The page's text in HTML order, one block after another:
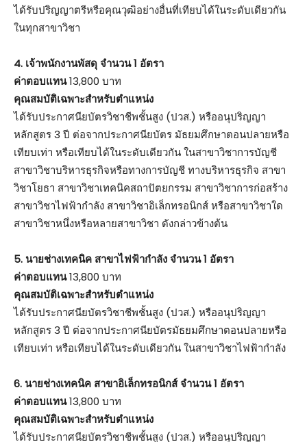
ได้รับปริญญาตรีหรือคุณวุฒิอย่างอื่นที่เทียบได้ในระดับเดียวกัน
ในทุกสาขาวิชา
4. เจ้าพนักงานพัสดุ จำนวน 1 อัตรา
ค่าตอบแทน13,800 บาท
คุณสมบัติเฉพาะสำหรับตำแหน่ง
ได้รับประกาศนียบัตรวิชาชีพชั้นสูง (ปวส.) หรืออนุปริญญา
หลักสูตร 3 ปี ต่อจากประกาศนียบัตร มัธยมศึกษาตอนปลายหรือ
เทียบเท่า หรือเทียบได้ในระดับเดียวกัน ในสาขาวิชาการบัญชี
สาขาวิชาบริหารธุรกิจหรือทางการบัญชี ทางบริหารธุรกิจ สาขา
วิชาโยธา สาขาวิชาเทคนิคสถาปัตยกรรม สาขาวิชาการก่อสร้าง
สาขาวิชาไฟฟ้ากำลัง สาขาวิชาอิเล็กทรอนิกส์ หรือสาขาวิชาใด
สาขาวิชาหนึ่งหรือหลายสาขาวิชา ดังกล่าวข้างต้น
5. นายช่างเทคนิค สาขาไฟฟ้ากำลัง จำนวน 1 อัตรา
ค่าตอบแทน13,800 บาท
คุณสมบัติเฉพาะสำหรับตำแหน่ง
ได้รับประกาศนียบัตรวิชาชีพชั้นสูง (ปวส.) หรืออนุปริญญา
หลักสูตร 3 ปี ต่อจากประกาศนียบัตรมัธยมศึกษาตอนปลายหรือ
เทียบเท่า หรือเทียบได้ในระดับเดียวกัน ในสาขาวิชาไฟฟ้ากำลัง
6. นายช่างเทคนิค สาขาอิเล็กทรอนิกส์ จำนวน 1 อัตรา
ค่าตอบแทน13,800 บาท
คุณสมบัติเฉพาะสำหรับตำแหน่ง
ได้รับประกาศนียบัตรวิชาชีพชั้นสูง (ปวส.) หรืออนุปริญญา